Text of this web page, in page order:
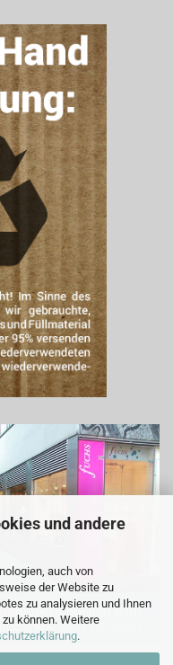
und andere
auch von
der Website zu
zu analysieren und Ihnen
können. Weitere
.